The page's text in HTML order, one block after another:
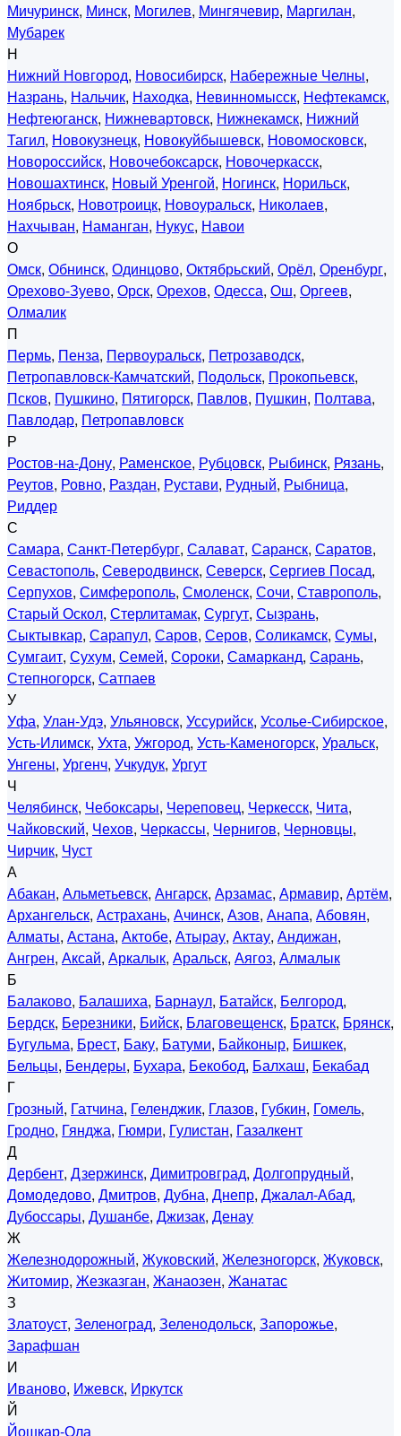
Мичуринск, Минск, Могилев, Мингячевир, Маргилан,
Мубарек
Н
Нижний Новгород, Новосибирск, Набережные Челны,
Назрань, Нальчик, Находка, Невинномысск, Нефтекамск,
Нефтеюганск, Нижневартовск, Нижнекамск, Нижний
Тагил, Новокузнецк, Новокуйбышевск, Новомосковск,
Новороссийск, Новочебоксарск, Новочеркасск,
Новошахтинск, Новый Уренгой, Ногинск, Норильск,
Ноябрьск, Новотроицк, Новоуральск, Николаев,
Нахчыван, Наманган, Нукус, Навои
О
Омск, Обнинск, Одинцово, Октябрьский, Орёл, Оренбург,
Орехово-Зуево, Орск, Орехов, Одесса, Ош, Оргеев,
Олмалик
П
Пермь, Пенза, Первоуральск, Петрозаводск,
Петропавловск-Камчатский, Подольск, Прокопьевск,
Псков, Пушкино, Пятигорск, Павлов, Пушкин, Полтава,
Павлодар, Петропавловск
Р
Ростов-на-Дону, Раменское, Рубцовск, Рыбинск, Рязань,
Реутов, Ровно, Раздан, Рустави, Рудный, Рыбница,
Риддер
С
Самара, Санкт-Петербург, Салават, Саранск, Саратов,
Севастополь, Северодвинск, Северск, Сергиев Посад,
Серпухов, Симферополь, Смоленск, Сочи, Ставрополь,
Старый Оскол, Стерлитамак, Сургут, Сызрань,
Сыктывкар, Сарапул, Саров, Серов, Соликамск, Сумы,
Сумгаит, Сухум, Семей, Сороки, Самарканд, Сарань,
Степногорск, Сатпаев
У
Уфа, Улан-Удэ, Ульяновск, Уссурийск, Усолье-Сибирское,
Усть-Илимск, Ухта, Ужгород, Усть-Каменогорск, Уральск,
Унгены, Ургенч, Учкудук, Ургут
Ч
Челябинск, Чебоксары, Череповец, Черкесск, Чита,
Чайковский, Чехов, Черкассы, Чернигов, Черновцы,
Чирчик, Чуст
А
Абакан, Альметьевск, Ангарск, Арзамас, Армавир, Артём,
Архангельск, Астрахань, Ачинск, Азов, Анапа, Абовян,
Алматы, Астана, Актобе, Атырау, Актау, Андижан,
Ангрен, Аксай, Аркалык, Аральск, Аягоз, Алмалык
Б
Балаково, Балашиха, Барнаул, Батайск, Белгород,
Бердск, Березники, Бийск, Благовещенск, Братск, Брянск,
Бугульма, Брест, Баку, Батуми, Байконыр, Бишкек,
Бельцы, Бендеры, Бухара, Бекобод, Балхаш, Бекабад
Г
Грозный, Гатчина, Геленджик, Глазов, Губкин, Гомель,
Гродно, Гянджа, Гюмри, Гулистан, Газалкент
Д
Дербент, Дзержинск, Димитровград, Долгопрудный,
Домодедово, Дмитров, Дубна, Днепр, Джалал-Абад,
Дубоссары, Душанбе, Джизак, Денау
Ж
Железнодорожный, Жуковский, Железногорск, Жуковск,
Житомир, Жезказган, Жанаозен, Жанатас
З
Златоуст, Зеленоград, Зеленодольск, Запорожье,
Зарафшан
И
Иваново, Ижевск, Иркутск
Й
Йошкар-Ола